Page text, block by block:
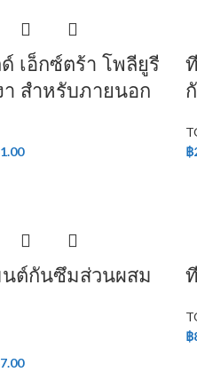
เอ็กซ์ตร้า โพลียูรี
า สำหรับภายนอก
฿
นต์กันซึมส่วนผสม
฿